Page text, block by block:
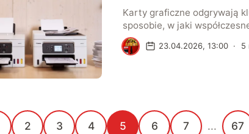
Karty graficzne odgrywają
sposobie, w jaki
radzą sobie z zadaniami
wciągających gier po
wizualnych znaczenie
graficznej staje się coraz
R 23.04.2026, 13:00 · 5
2 3 4 5 6 7 ... 67